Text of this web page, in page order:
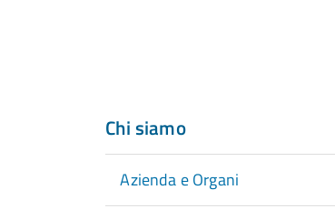
Chi siamo
Azienda e Organi